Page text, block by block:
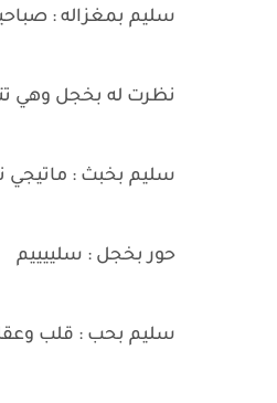
سليم بمغزاله :
نظرت له بخجل وهي
سليم بخبث : ماتيجي
حور بخجل : سلييييم
سليم بحب : قلب